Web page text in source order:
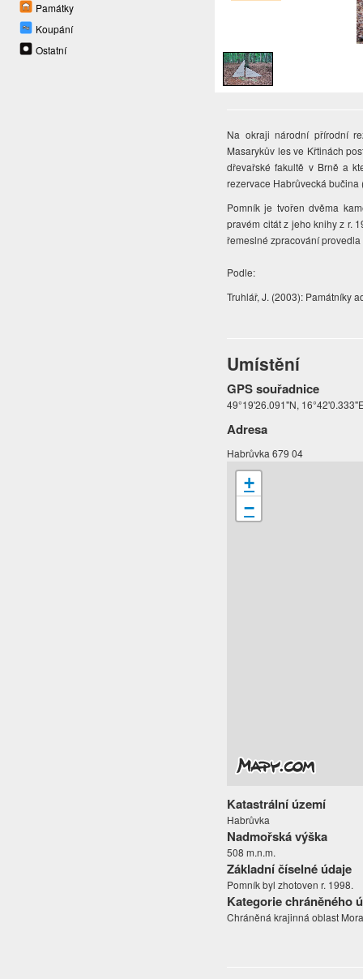
Památky
Koupání
Ostatní
Na okraji národní přírodní
Masarykův les ve Křtinách
dřevařské fakultě v Brně a
rezervace Habrůvecká
Pomník je tvořen dvěma
pravém citát z jeho knihy z r.
řemeslné zpracování
Podle:
Truhlář, J. (2003): Památníky
Umístění
GPS souřadnice
49°19'26.091"N,
Adresa
Habrůvka 679 04
+
−
Katastrální území
Habrůvka
Nadmořská výška
508 m.n.m.
Základní číselné údaje
Pomník byl zhotoven r. 1998.
Kategorie chráněného
Chráněná krajinná oblast